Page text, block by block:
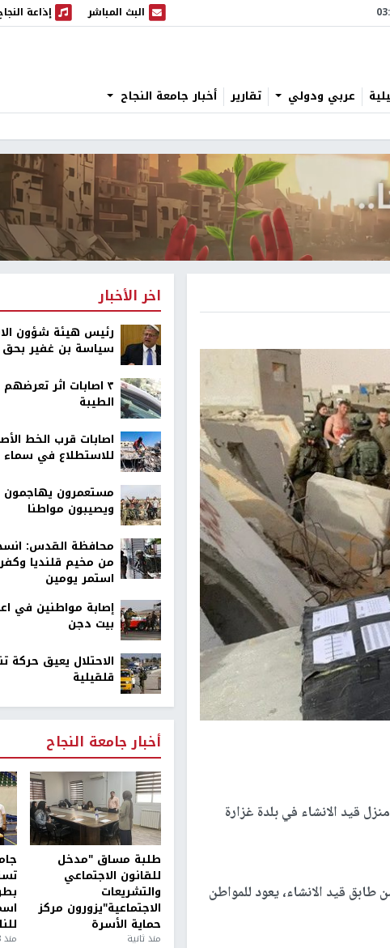
البث المباشر
البث المباشر إذاعة
إذاعة النجاح
عربي ودولي تقارير أخبار جامعة النجاح
قيد الانشاء في بلدة غزارة
قيد الانشاء، يعود للمواطن
اخر الأخبار
رئيس هيئة شؤون
سياسة بن غفير بحق
٣ اصابات اثر
الطيبة
اصابات قرب الخط
للاستطلاع في سماء
مستعمرون يهاجمون
ويصيبون مواطنا
محافظة القدس:
من مخيم قلنديا
استمر يومين
إصابة مواطنين في
بيت دجن
الاحتلال يعيق حركة
قلقيلية
أخبار جامعة النجاح
طلبة مساق "مدخل
للقانون الاجتماعي
والتشريعات
الاجتماعية"يزورون مركز
حماية الأسرة
منذ ثانية منذ 48 دقيقة